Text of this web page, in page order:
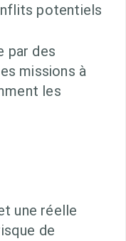
potentiels
par des
missions à
les
une réelle
de